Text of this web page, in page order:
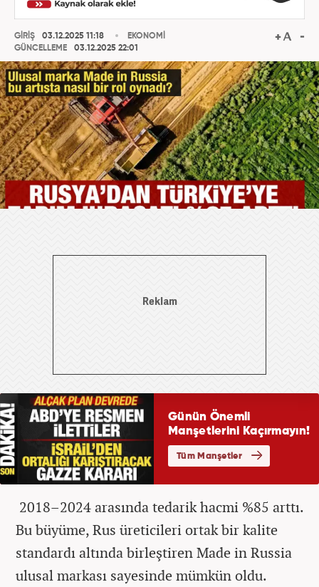
GİRİŞ
03.12.2025 11:18
GÜNCELLEME
03.12.2025 22:01
EKONOMİ
2018–2024 arasında tedarik hacmi %85 arttı.
Bu büyüme, Rus üreticileri ortak bir kalite
standardı altında birleştiren Made in Russia
ulusal markası sayesinde mümkün oldu.